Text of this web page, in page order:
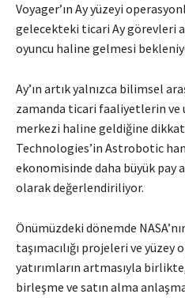
Voyager’ın Ay yüzeyi
gelecekteki ticari Ay görevleri
oyuncu haline gelmesi
Ay’ın artık yalnızca bilimsel
zamanda ticari faaliyetlerin ve
merkezi haline geldiğine
Technologies’in Astrobotic
ekonomisinde daha büyük pay
olarak değerlendiriliyor.
Önümüzdeki dönemde
taşımacılığı projeleri ve
yatırımların artmasıyla
birleşme ve satın alma